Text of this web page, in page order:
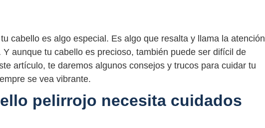
cabello es algo especial. Es algo que resalta y llama la atención
aunque tu cabello es precioso, también puede ser difícil de
artículo, te daremos algunos consejos y trucos para cuidar tu
se vea vibrante.
pelirrojo necesita cuidados